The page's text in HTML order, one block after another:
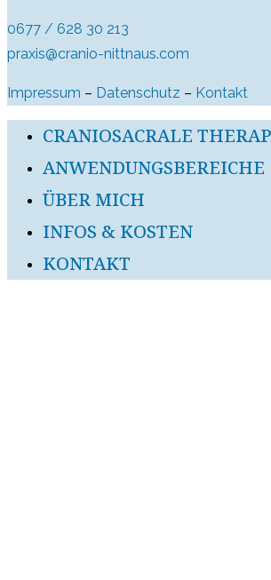
0677 / 628 30 213
praxis@cranio-nittnaus.com
Impressum – Datenschutz – Kontakt
CRANIOSACRALE
ANWENDUNGSBEREICHE
ÜBER MICH
INFOS & KOSTEN
KONTAKT